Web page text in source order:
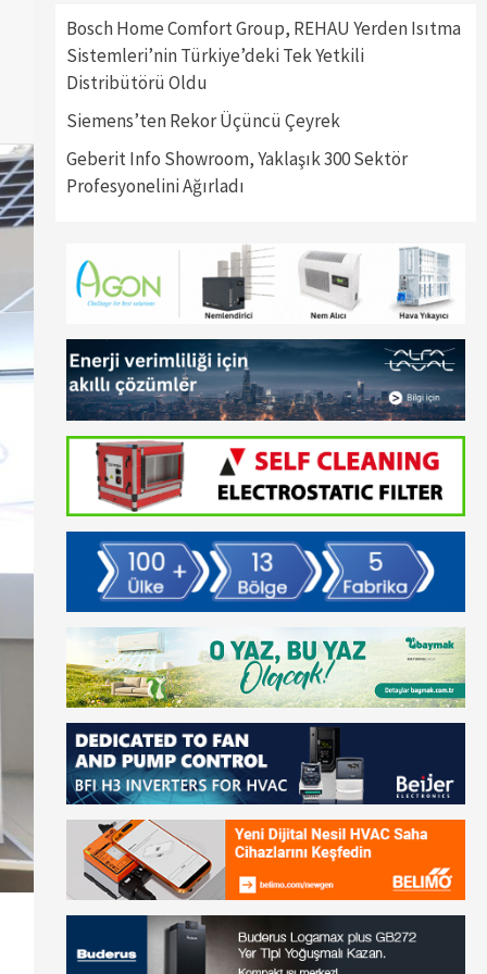
Bosch Home Comfort Group, REHAU Yerden Isıtma
Sistemleri’nin Türkiye’deki Tek Yetkili
Distribütörü Oldu
Siemens’ten Rekor Üçüncü Çeyrek
Geberit Info Showroom, Yaklaşık 300 Sektör
Profesyonelini Ağırladı